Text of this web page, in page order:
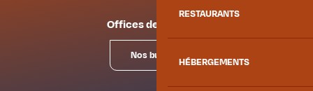
RESTAURANTS
HÉBERGEMENTS
Offices de tourisme
Nos bureaux